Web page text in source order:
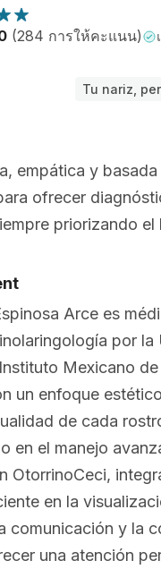
(284 การให้คะแนน)
Tu nariz,
empática y
ofrecer
priorizando
Arce es
por
Mexicano
un enfoque
de cada
en el manejo
OtorrinoCeci,
en la
comunicación y la
una atención